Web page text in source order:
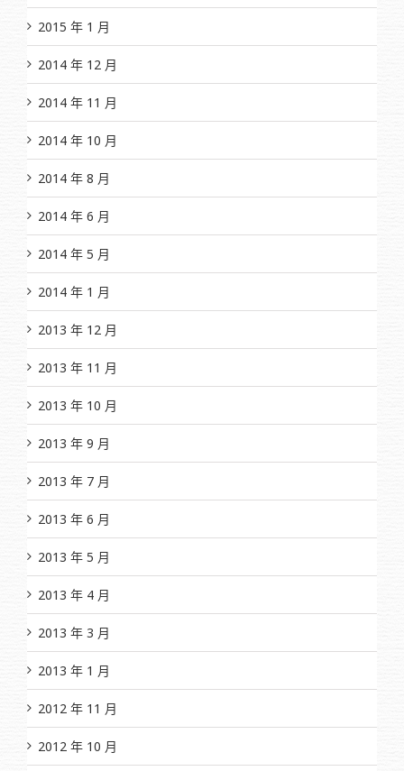
2015 年 1 月
2014 年 12 月
2014 年 11 月
2014 年 10 月
2014 年 8 月
2014 年 6 月
2014 年 5 月
2014 年 1 月
2013 年 12 月
2013 年 11 月
2013 年 10 月
2013 年 9 月
2013 年 7 月
2013 年 6 月
2013 年 5 月
2013 年 4 月
2013 年 3 月
2013 年 1 月
2012 年 11 月
2012 年 10 月